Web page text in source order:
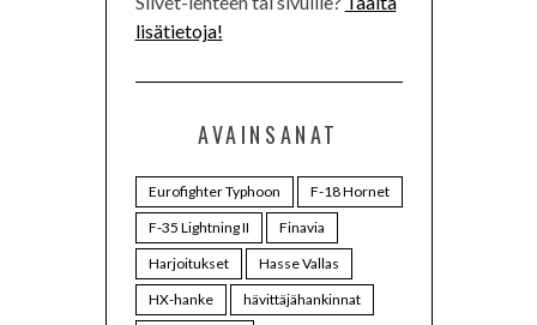
lisätietoja!
AVAINSANAT
Eurofighter Typhoon
F-18 Hornet
F-35 Lightning II
Finavia
Harjoitukset
Hasse Vallas
HX-hanke
hävittäjähankinnat